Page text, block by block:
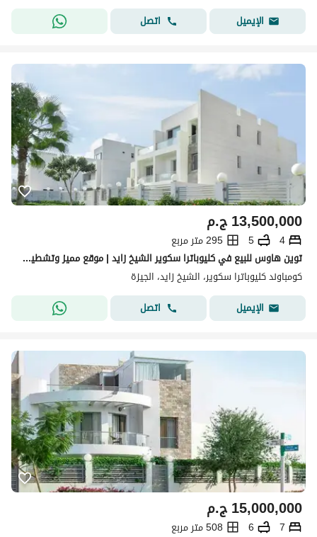
الإيميل
اتصل
ج.م13,500,000
4
5
295 متر مربع
توين هاوس للبيع في كليوباترا سكوير الشيخ زايد | موقع مميز وتشطيب راقٍ
كومباوند كليوباترا سكوير، الشيخ زايد، الجيزة
الإيميل
اتصل
ج.م15,000,000
7
6
508 متر مربع